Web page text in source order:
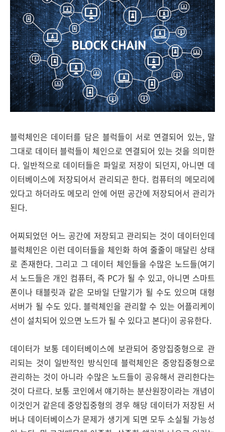
블럭체인은 데이터를 담은 블럭들이 서로 연결되어 있는, 말
그대로 데이터 블럭들이 체인으로 연결되어 있는 것을 의미한
다. 일반적으로 데이터들은 파일로 저장이 되던지, 아니면 데
이터베이스에 저장되어서 관리되곤 한다. 컴퓨터의 메모리에
있다고 하더라도 메모리 안에 어떤 공간에 저장되어서 관리가
된다.
어찌되었던 어느 공간에 저장되고 관리되는 것이 데이터인데
블럭체인은 이런 데이터들을 체인화 하여 줄줄이 매달린 상태
로 존재한다. 그리고 그 데이터 체인들을 수많은 노드들(여기
서 노드들은 개인 컴퓨터, 즉 PC가 될 수 있고, 아니면 스마트
폰이나 태블릿과 같은 모바일 단말기가 될 수도 있으며 대형
서버가 될 수도 있다. 블럭체인을 관리할 수 있는 어플리케이
션이 설치되어 있으면 노드가 될 수 있다고 본다)이 공유한다.
데이터가 보통 데이터베이스에 보관되어 중앙집중형으로 관
리되는 것이 일반적인 방식인데 블럭체인은 중앙집중형으로
관리하는 것이 아니라 수많은 노드들이 공유해서 관리한다는
것이 다르다. 보통 코인에서 얘기하는 분산원장이라는 개념이
이것인거 같은데 중앙집중형의 경우 해당 데이터가 저장된 서
버나 데이터베이스가 문제가 생기게 되면 모두 소실될 가능성